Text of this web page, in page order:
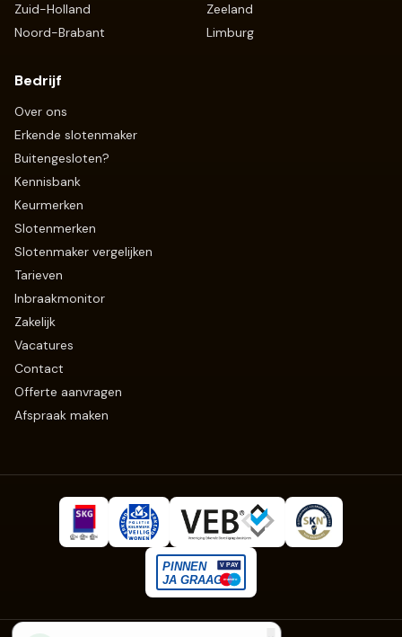
Zuid-Holland
Zeeland
Noord-Brabant
Limburg
Bedrijf
Over ons
Erkende slotenmaker
Buitengesloten?
Kennisbank
Keurmerken
Slotenmerken
Slotenmaker vergelijken
Tarieven
Inbraakmonitor
Zakelijk
Vacatures
Contact
Offerte aanvragen
Afspraak maken